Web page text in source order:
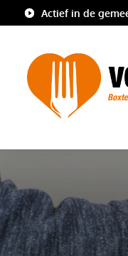
Actief in de